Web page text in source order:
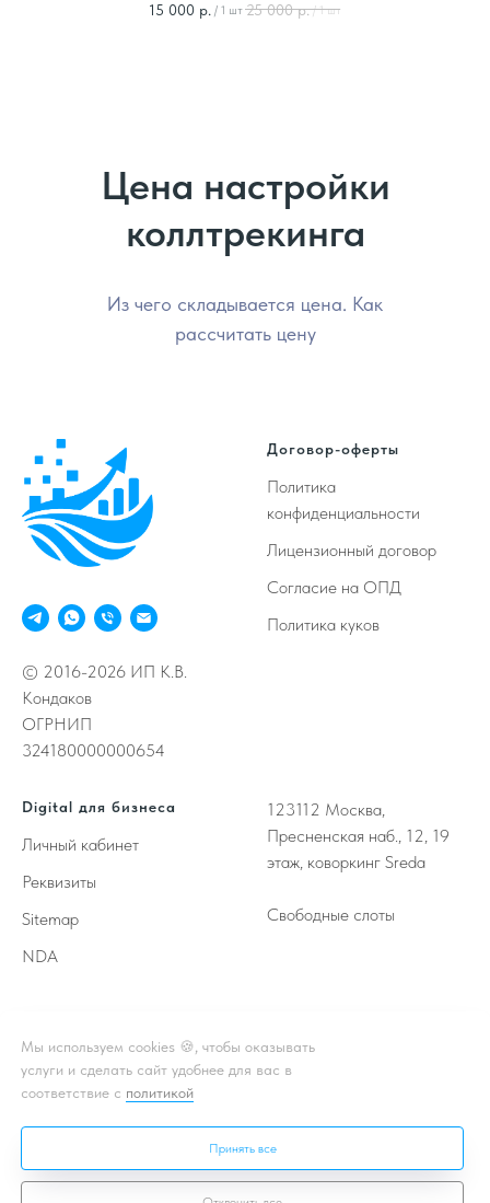
15 000 р. / 1 шт 25 000 р. / 1 шт
Цена настройки
коллтрекинга
Из чего складывается цена. Как
рассчитать цену
© 2016-2026 ИП К.В.
Кондаков
ОГРНИП
324180000000654
Договор-оферты
Политика
конфиденциальности
Лицензионный договор
Согласие на ОПД
Политика куков
Digital для бизнеса
Личный кабинет
Реквизиты
Sitemap
NDA
123112 Москва,
Пресненская наб., 12, 19
этаж, коворкинг Sreda
Свободные слоты
Принимаем к оплате
* - Подробная информация об акции, условиях, подробности в
чате или личном кабинете
Мы используем cookies 🍪, чтобы оказывать
услуги и сделать сайт удобнее для вас в
соответствие с политикой
Принять все